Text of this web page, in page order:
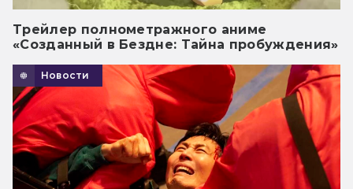
Трейлер полнометражного аниме
«Созданный в Бездне: Тайна пробуждения»
Новости